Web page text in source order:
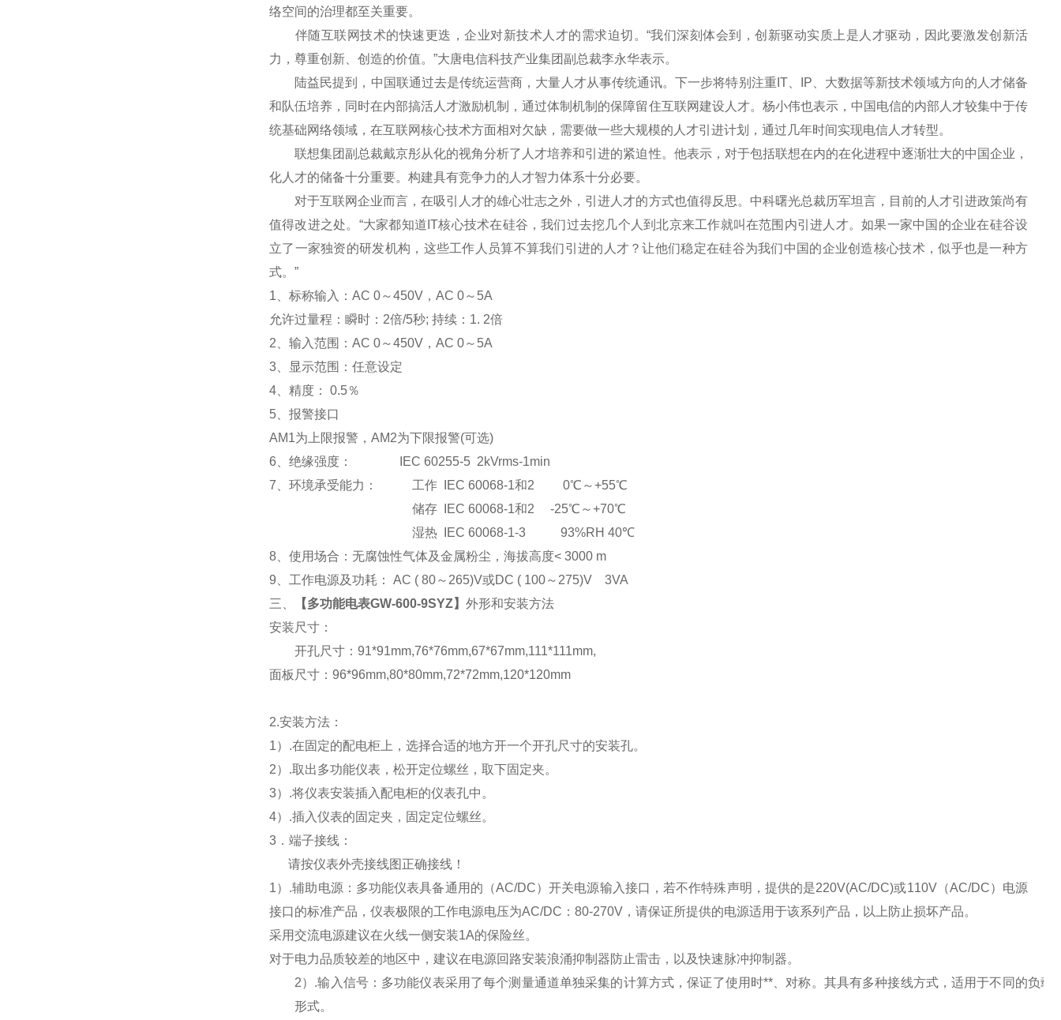
络空间的治理都至关重要。
伴随互联网技术的快速更迭，企业对新技术人才的需求迫切。“我们深刻体会到，创新驱动实质上是人才驱动，因此要激发创新活
力，尊重创新、创造的价值。”大唐电信科技产业集团副总裁李永华表示。
陆益民提到，中国联通过去是传统运营商，大量人才从事传统通讯。下一步将特别注重IT、IP、大数据等新技术领域方向的人才储备
和队伍培养，同时在内部搞活人才激励机制，通过体制机制的保障留住互联网建设人才。杨小伟也表示，中国电信的内部人才较集中于传
统基础网络领域，在互联网核心技术方面相对欠缺，需要做一些大规模的人才引进计划，通过几年时间实现电信人才转型。
联想集团副总裁戴京彤从化的视角分析了人才培养和引进的紧迫性。他表示，对于包括联想在内的在化进程中逐渐壮大的中国企业，
化人才的储备十分重要。构建具有竞争力的人才智力体系十分必要。
对于互联网企业而言，在吸引人才的雄心壮志之外，引进人才的方式也值得反思。中科曙光总裁历军坦言，目前的人才引进政策尚有
值得改进之处。“大家都知道IT核心技术在硅谷，我们过去挖几个人到北京来工作就叫在范围内引进人才。如果一家中国的企业在硅谷设
立了一家独资的研发机构，这些工作人员算不算我们引进的人才？让他们稳定在硅谷为我们中国的企业创造核心技术，似乎也是一种方
式。”
1 、标称输入：AC 0～450V ，AC 0～5A
允许过量程：瞬时：2倍/5秒; 持续：1. 2倍
2 、输入范围：AC 0～450V ，AC 0～5A
3
显示范围： 任意设定
4 、精度： 0.5％
5
报警接口
AM1为上限报警，AM2为下限报警(可选)
6
绝缘强度： IEC 60255-5 2kVrms-1min
7
环境承受能力： 工作 IEC 60068-1和2 0℃～+55℃
储存 IEC 60068-1和2 -25℃～+70℃
湿热 IEC 60068-1-3 93%RH 40℃
8 、使用场合：无腐蚀性气体及金属粉尘，海拔高度< 3000 m
9 、工作电源及功耗： AC ( 80～265)V或DC ( 100～275)V 3VA
三、
【多功能电表GW-600-9SYZ】 外形和安装方法
安装尺寸：
开孔尺寸：91*91mm,76*76mm,67*67mm,111*111mm,
面板尺寸：96*96mm,80*80mm,72*72mm,120*120mm
2.安装方法：
1）.在固定的配电柜上，选择合适的地方开一个开孔尺寸的安装孔。
2）.取出多功能仪表，松开定位螺丝，取下固定夹。
3）.将仪表安装插入配电柜的仪表孔中。
4）.插入仪表的固定夹，固定定位螺丝。
3 ．端子接线：
请按仪表外壳接线图正确接线！
1） .辅助电源：多功能仪表具备通用的（AC/DC）开关电源输入接口，若不作特殊声明，提供的是220V(AC/DC)或110V（AC/DC）电源
接口的标准产品，仪表极限的工作电源电压为AC/DC ： 80-270V ，请保证所提供的电源适用于该系列产品，以上防止损坏产品。
采用交流电源建议在火线一侧安装1A的保险丝。
对于电力品质较差的地区中，建议在电源回路安装浪涌抑制器防止雷击，以及快速脉冲抑制器。
2） .输入信号：多功能仪表采用了每个测量通道单独采集的计算方式，保证了使用时**、对称。其具有多种接线方式，适用于不同的负载
形式。